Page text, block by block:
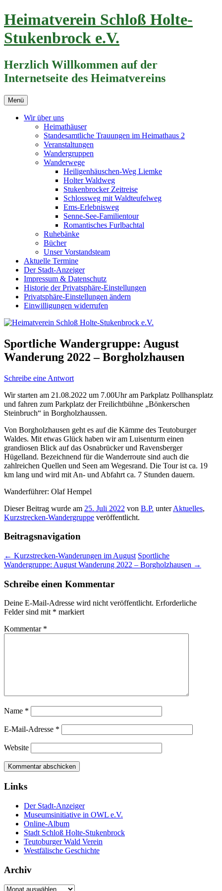
Zum
Inhalt
springen
Heimatverein Schloß Holte-
Stukenbrock e.V.
Herzlich Willkommen auf der
Internetseite des Heimatvereins
Menü
Wir über uns
Heimathäuser
Standesamtliche Trauungen im Heimathaus 2
Veranstaltungen
Wandergruppen
Wanderwege
Heiligenhäuschen-Weg Liemke
Holter Waldweg
Stukenbrocker Zeitreise
Schlossweg mit Waldteufelweg
Ems-Erlebnisweg
Senne-See-Familientour
Romantisches Furlbachtal
Ruhebänke
Bücher
Unser Vorstandsteam
Aktuelle Termine
Der Stadt-Anzeiger
Impressum & Datenschutz
Historie der Privatsphäre-Einstellungen
Privatsphäre-Einstellungen ändern
Einwilligungen widerrufen
Sportliche Wandergruppe: August
Wanderung 2022 – Borgholzhausen
Schreibe eine Antwort
Wir starten am 21.08.2022 um 7.00Uhr am Parkplatz Pollhansplatz
und fahren zum Parkplatz der Freilichtbühne „Bönkerschen
Steinbruch“ in Borgholzhaussen.
Von Borgholzhausen geht es auf die Kämme des Teutoburger
Waldes. Mit etwas Glück haben wir am Luisenturm einen
grandiosen Blick auf das Osnabrücker und Ravensberger
Hügelland. Bezeichnend für die Wanderroute sind auch die
zahlreichen Quellen und Seen am Wegesrand. Die Tour ist ca. 19
km lang und wird mit An- und Abfahrt ca. 7 Stunden dauern.
Wanderführer: Olaf Hempel
Dieser Beitrag wurde am 25. Juli 2022 von B.P. unterAktuelles,
Kurzstrecken-Wandergruppe veröffentlicht.
Beitragsnavigation
← Kurzstrecken-Wanderungen im August Sportliche
Wandergruppe: August Wanderung 2022 – Borgholzhausen →
Schreibe einen Kommentar
Deine E-Mail-Adresse wird nicht veröffentlicht. Erforderliche
Felder sind mit * markiert
Kommentar *
Name *
E-Mail-Adresse *
Website
Links
Der Stadt-Anzeiger
Museumsinitiative in OWL e.V.
Online-Album
Stadt Schloß Holte-Stukenbrock
Teutoburger Wald Verein
Westfälische Geschichte
Archiv
Archiv